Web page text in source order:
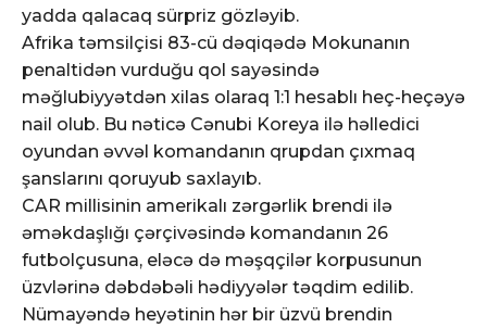
yadda qalacaq sürpriz gözləyib.
Afrika təmsilçisi 83-cü dəqiqədə Mokunanın
penaltidən vurduğu qol sayəsində
məğlubiyyətdən xilas olaraq 1:1 hesablı heç-heçəyə
nail olub. Bu nəticə Cənubi Koreya ilə həlledici
oyundan əvvəl komandanın qrupdan çıxmaq
şanslarını qoruyub saxlayıb.
CAR millisinin amerikalı zərgərlik brendi ilə
əməkdaşlığı çərçivəsində komandanın 26
futbolçusuna, eləcə də məşqçilər korpusunun
üzvlərinə dəbdəbəli hədiyyələr təqdim edilib.
Nümayəndə heyətinin hər bir üzvü brendin